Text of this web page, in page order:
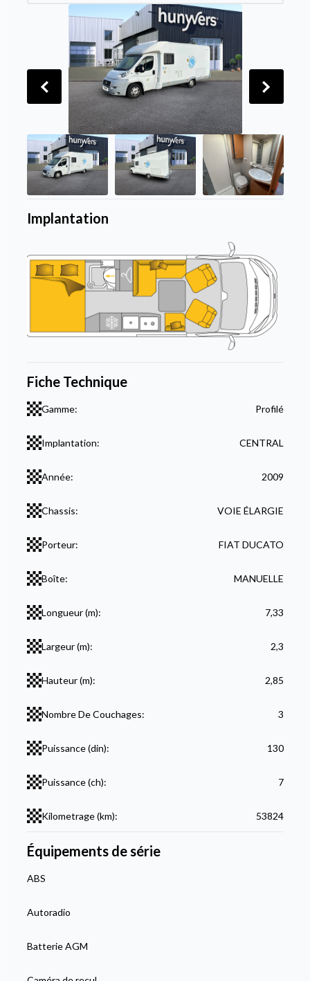
Implantation
Fiche Technique
Gamme: Profilé
Implantation: CENTRAL
Année: 2009
Chassis: VOIE ÉLARGIE
Porteur: FIAT DUCATO
Boîte: MANUELLE
Longueur (m): 7,33
Largeur (m): 2,3
Hauteur (m): 2,85
Nombre De Couchages: 3
Puissance (din): 130
Puissance (ch): 7
Kilometrage (km): 53824
Équipements de série
ABS
Autoradio
Batterie AGM